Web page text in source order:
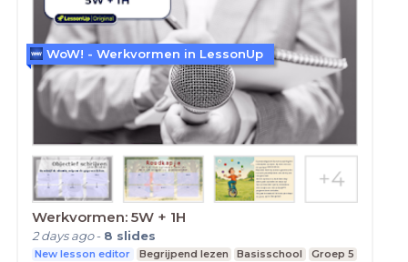
Werkvormen: 5W + 1H
2 days ago- 8 slides
New lesson editor Begrijpend lezen Basisschool Groep 5
WoW! - Werkvormen in LessonUp